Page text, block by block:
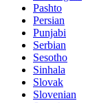
Pashto
Persian
Punjabi
Serbian
Sesotho
Sinhala
Slovak
Slovenian